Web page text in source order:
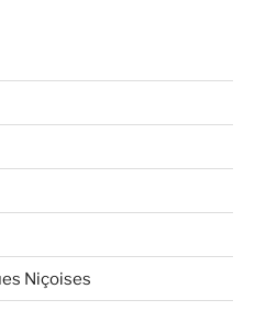
Niçoises